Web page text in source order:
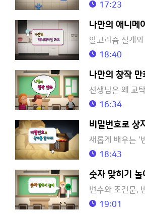
17:23
나만의 애니메
18:40
나만의 창작 만
16:34
비밀번호로 상
18:43
숫자 맞히기 놀
19:01